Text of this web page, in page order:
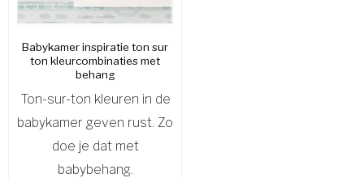
Babykamer inspiratie ton sur
ton kleurcombinaties met
behang
Ton-sur-ton kleuren in de
babykamer geven rust. Zo
doe je dat met
babybehang.